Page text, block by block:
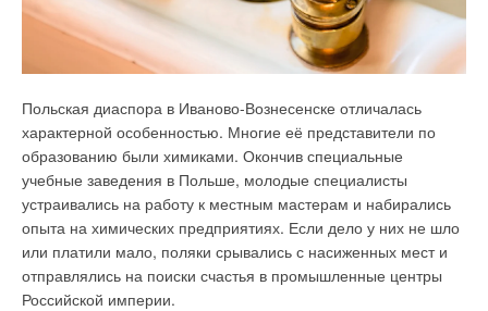
Польская диаспора в Иваново-Вознесенске отличалась
характерной особенностью. Многие её представители по
образованию были химиками. Окончив специальные
учебные заведения в Польше, молодые специалисты
устраивались на работу к местным мастерам и набирались
опыта на химических предприятиях. Если дело у них не шло
или платили мало, поляки срывались с насиженных мест и
отправлялись на поиски счастья в промышленные центры
Российской империи.